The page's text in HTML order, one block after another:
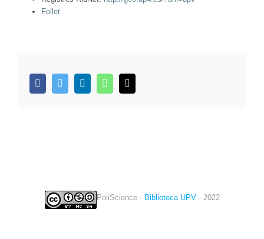
Follet
facebooktwitter linkedin whatsapp
PoliScience - Biblioteca UPV- 2022